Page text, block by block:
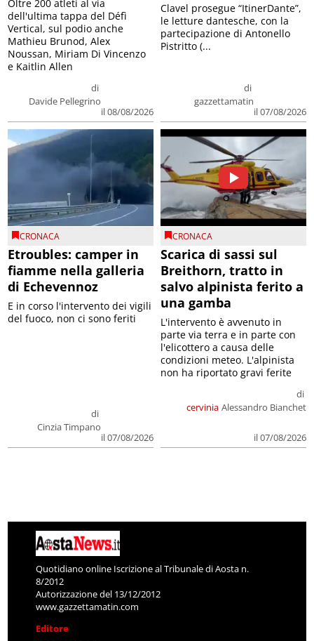
di
Davide Pellegrino
il 08/08/2026
Oltre 200 atleti al via
dell'ultima tappa del Défì
Vertical, sul podio anche
Mathieu Brunod, Alex
Noussan, Miriam Di Vincenzo
e Kaitlin Allen
di
gazzettamatin
il 07/08/2026
Clavel prosegue “ItinerDante”,
le letture dantesche, con la
partecipazione di Antonello
Pistritto (...
CRONACA
Etroubles: camper in
fiamme nella galleria
di Echevennoz
di
Cinzia Timpano
il 07/08/2026
E in corso l'intervento dei vigili
del fuoco, non ci sono feriti
CRONACA
Scarica di sassi sul
Breithorn, tratto in
salvo alpinista ferito a
una gamba
cervinia
di
Alessandro Bianchet
il 07/08/2026
L'intervento è avvenuto in
parte via terra e in parte con
l'elicottero a causa delle
condizioni meteo. L'alpinista
non ha riportato gravi ferite
Quotidiano online Iscrizione al Tribunale di Aosta n.
8/2012
Autorizzazione del 13/12/2012
www.gazzettamatin.com
Editore